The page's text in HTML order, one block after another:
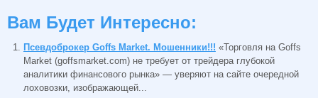
Вам Будет Интересно:
Псевдоброкер Goffs Market. Мошенники!!! «Торговля на Goffs
Market (goffsmarket.com) не требует от трейдера глубокой
аналитики финансового рынка» — уверяют на сайте очередной
лоховозки, изображающей...